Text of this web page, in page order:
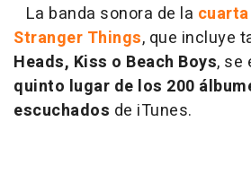
La banda sonora de la
Stranger Things, que incluye
Heads, Kiss o Beach Boys, se
quinto lugar de los 200
escuchados de iTunes.